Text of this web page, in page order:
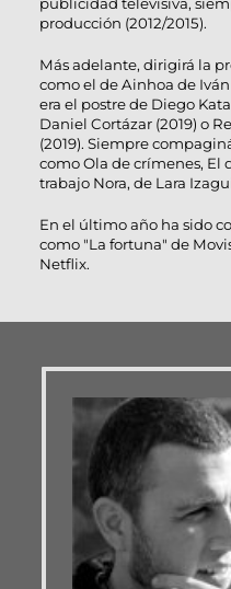
publicidad televisiva,
producción (2012/2015).
Más adelante, dirigirá la
como el de Ainhoa de
era el postre de Diego
Daniel Cortázar (2019) o
(2019). Siempre
como Ola de crímenes, El
trabajo Nora, de Lara
En el último año ha sido
como "La fortuna" de
Netflix.